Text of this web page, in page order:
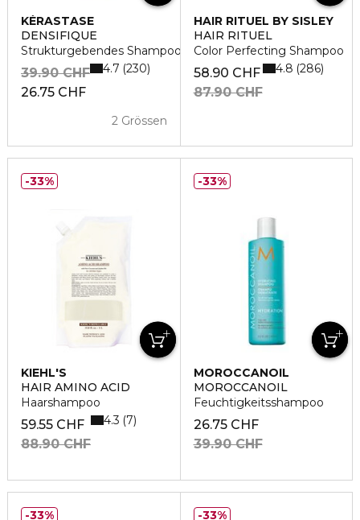
KÉRASTASE
DENSIFIQUE
Strukturgebendes Shampoo für Haar mit Dichtemangel
26.75 CHF
39.90 CHF
2 Grössen
4.7 230
HAIR RITUEL BY SISLEY
HAIR RITUEL
Color Perfecting Shampoo
58.90 CHF
87.90 CHF
4.8 286
KIEHL'S
HAIR AMINO ACID
Haarshampoo
59.55 CHF
88.90 CHF
4.3 7
33%
MOROCCANOIL
MOROCCANOIL
Feuchtigkeitsshampoo
26.75 CHF
39.90 CHF
33%
33% 33%